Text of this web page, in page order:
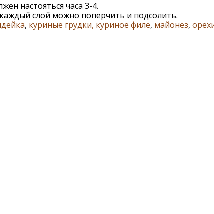
настояться часа 3-4.
слой можно поперчить и подсолить.
, куриные грудки, куриное филе, майонез,